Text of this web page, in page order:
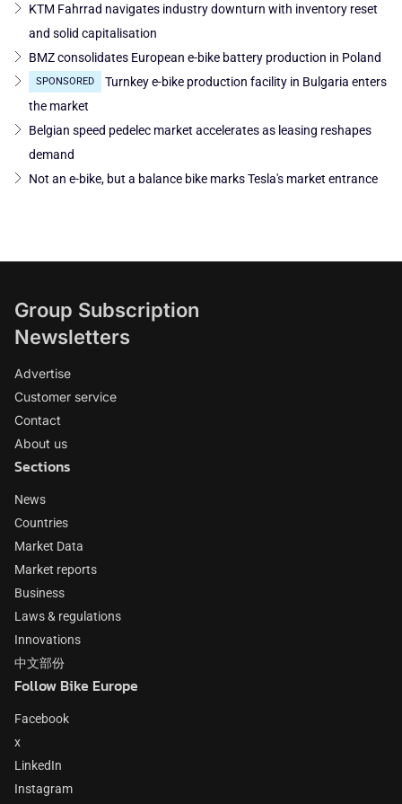
KTM Fahrrad navigates industry downturn with inventory reset
and solid capitalisation
BMZ consolidates European e-bike battery production in Poland
SPONSORED
Turnkey e-bike production facility in Bulgaria enters
the market
Belgian speed pedelec market accelerates as leasing reshapes
demand
Not an e-bike, but a balance bike marks Tesla's market entrance
Group Subscription
Newsletters
Advertise
Customer service
Contact
About us
Sections
News
Countries
Market Data
Market reports
Business
Laws & regulations
Innovations
中文部份
Follow Bike Europe
Facebook
x
LinkedIn
Instagram